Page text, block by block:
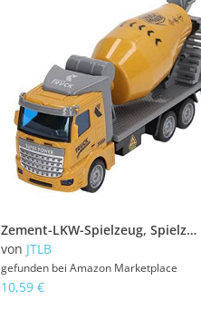
Zement-LKW-Spielzeug, Spielzeug-Zementmischer-LKW, Zurückziehbares Autospielzeug Im Maßstab 1:48 für ab 3 Jahren, Geeignetes Alter ab 3 Jahren, Geschenkdekoration und (Flacher
von JTLB
gefunden bei Amazon Marketplace
10,59 €